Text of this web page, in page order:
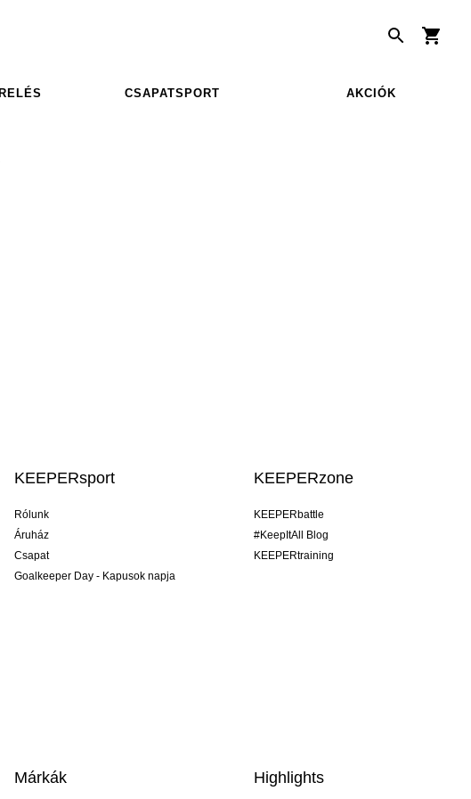
CSAPATSPORT AKCIÓK
KEEPERsport
Rólunk
Áruház
Csapat
Goalkeeper Day - Kapusok napja
KEEPERzone
KEEPERbattle
#KeepItAll Blog
KEEPERtraining
Márkák Highlights